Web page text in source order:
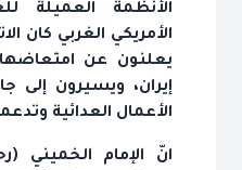
الأنظمة العميلة
الأمريكي الغربي كان
يعلنون عن
إيران، ويسيرون إلى
الأعمال العدائية
انّ الإمام الخميني